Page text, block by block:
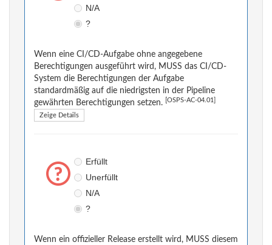
N/A
?
Wenn eine CI/CD-Aufgabe ohne angegebene
Berechtigungen ausgeführt wird, MUSS das CI/CD-
System die Berechtigungen der Aufgabe
standardmäßig auf die niedrigsten in der Pipeline
gewährten Berechtigungen setzen.
[OSPS-AC-04.01]
Zeige Details
Erfüllt
Unerfüllt
N/A
?
Wenn ein offizieller Release erstellt wird, MUSS diesem